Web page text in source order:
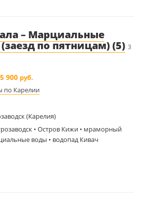
– Марциальные
по пятницам) (5) 3
900 руб.
по Карелии
(Карелия)
• Остров Кижи • мраморный
воды • водопад Кивач